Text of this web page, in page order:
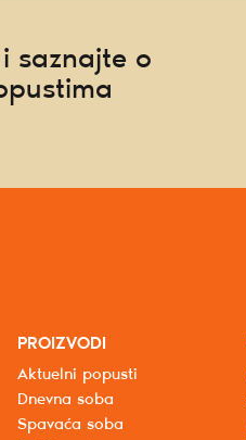
saznajte o
PROIZVODI
Aktuelni popusti
Dnevna soba
Spavaća soba